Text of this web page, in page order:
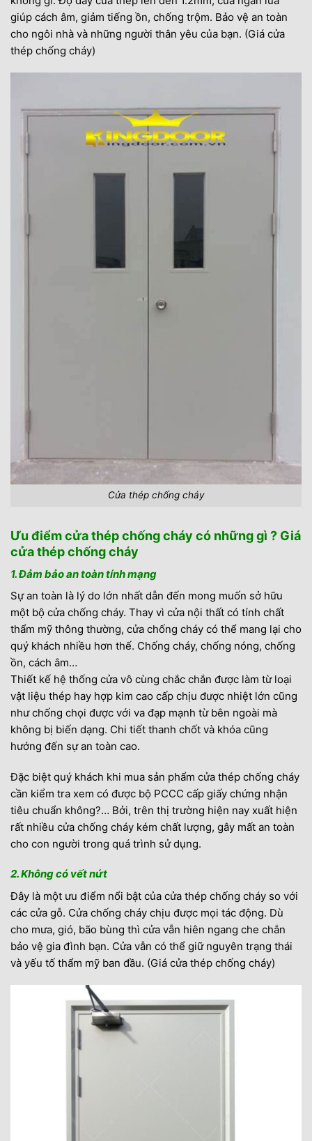
giúp cách âm, giảm tiếng ồn, chống trộm. Bảo vệ an toàn
cho ngôi nhà và những người thân yêu của bạn. (Giá cửa
thép chống cháy)
Cửa thép chống cháy
Ưu điểm cửa thép chống cháy có những gì ? Giá
cửa thép chống cháy
1. Đảm bảo an toàn tính mạng
Sự an toàn là lý do lớn nhất dẫn đến mong muốn sở hữu
một bộ cửa chống cháy. Thay vì cửa nội thất có tính chất
thẩm mỹ thông thường, cửa chống cháy có thể mang lại cho
quý khách nhiều hơn thế. Chống cháy, chống nóng, chống
ồn, cách âm…
Thiết kế hệ thống cửa vô cùng chắc chắn được làm từ loại
vật liệu thép hay hợp kim cao cấp chịu được nhiệt lớn cũng
như chống chọi được với va đạp mạnh từ bên ngoài mà
không bị biến dạng. Chi tiết thanh chốt và khóa cũng
hướng đến sự an toàn cao.
Đặc biệt quý khách khi mua sản phẩm cửa thép chống cháy
cần kiểm tra xem có được bộ PCCC cấp giấy chứng nhận
tiêu chuẩn không?… Bởi, trên thị trường hiện nay xuất hiện
rất nhiều cửa chống cháy kém chất lượng, gây mất an toàn
cho con người trong quá trình sử dụng.
2. Không có vết nứt
Đây là một ưu điểm nổi bật của cửa thép chống cháy so với
các cửa gỗ. Cửa chống cháy chịu được mọi tác động. Dù
cho mưa, gió, bão bùng thì cửa vẫn hiên ngang che chắn
bảo vệ gia đình bạn. Cửa vẫn có thể giữ nguyên trạng thái
và yếu tố thẩm mỹ ban đầu. (Giá cửa thép chống cháy)